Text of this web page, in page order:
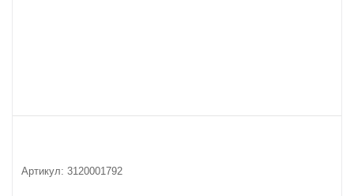
Артикул: 3120001792